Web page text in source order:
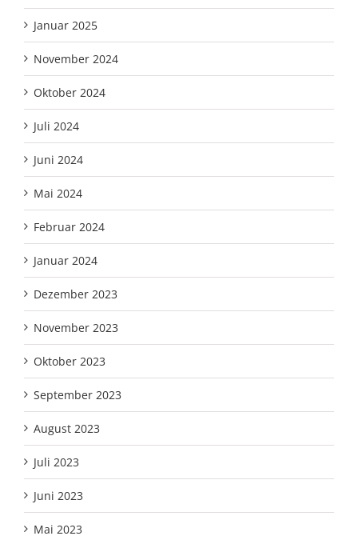
Januar 2025
November 2024
Oktober 2024
Juli 2024
Juni 2024
Mai 2024
Februar 2024
Januar 2024
Dezember 2023
November 2023
Oktober 2023
September 2023
August 2023
Juli 2023
Juni 2023
Mai 2023